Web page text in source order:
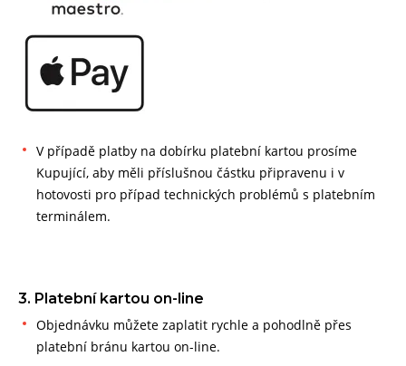
V případě platby na dobírku platební kartou prosíme
Kupující, aby měli příslušnou částku připravenu i v
hotovosti pro případ technických problémů s platebním
terminálem.
3. Platební kartou on-line
Objednávku můžete zaplatit rychle a pohodlně přes
platební bránu kartou on-line.